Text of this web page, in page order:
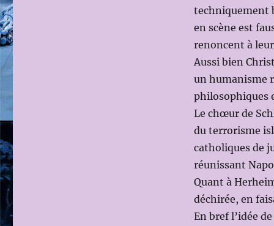
techniquement
en scène est
renoncent à
Aussi bien
un humanisme
philosophiques
Le chœur de
du terrorisme
catholiques de
réunissant
Quant à
déchirée, en
En bref l’idée